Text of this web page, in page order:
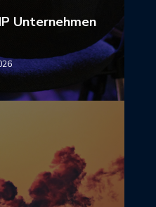
Unternehmen